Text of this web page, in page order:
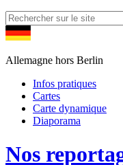
Allemagne hors Berlin
Infos pratiques
Cartes
Carte dynamique
Diaporama
Nos